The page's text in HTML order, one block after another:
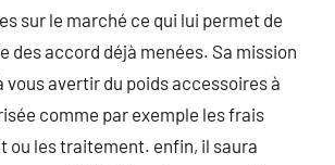
sur le marché ce qui lui permet de
des accord déjà menées. Sa mission
vous avertir du poids accessoires à
comme par exemple les frais
ou les traitement. enfin, il saura